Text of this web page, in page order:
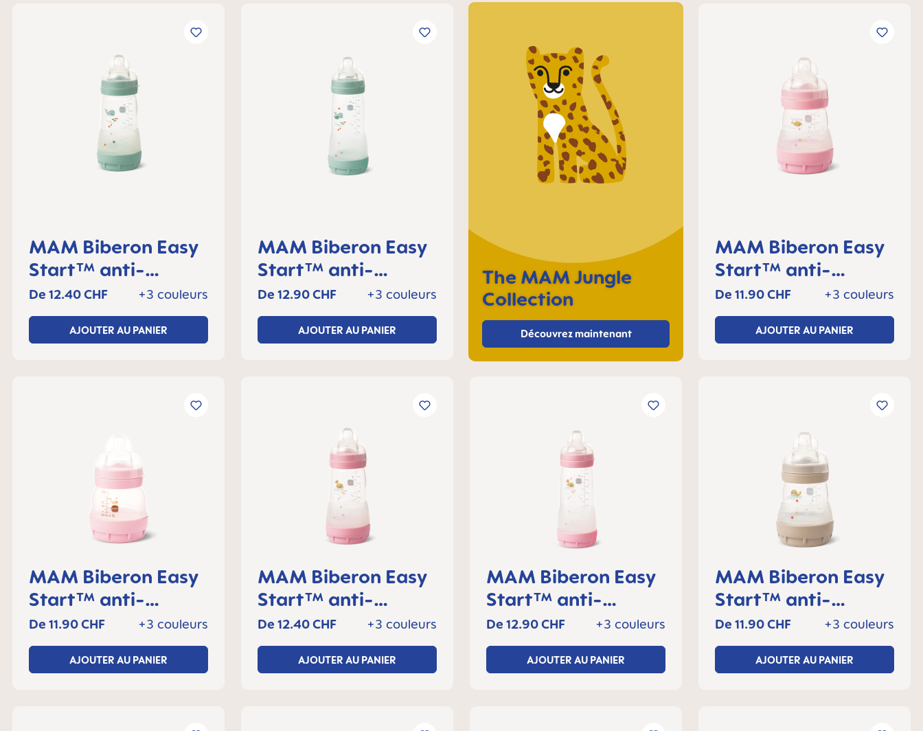
The MAM Jungle
Collection
Découvrez maintenant
MAM Biberon Easy
Start™ anti-
colique 260 ml, 2+
mois, Lot de 1
+3 couleurs
De 12.40 CHF
AJOUTER AU PANIER
MAM Biberon Easy
Start™ anti-
colique 320 ml, 4+
mois, Lot de 1
+3 couleurs
De 12.90 CHF
AJOUTER AU PANIER
MAM Biberon Easy
Start™ anti-
colique 160 ml, 0+
mois, Lot de 1
+3 couleurs
De 11.90 CHF
AJOUTER AU PANIER
MAM Biberon Easy
Start™ anti-
colique 130 ml, 0+
mois, Lot de 1
+3 couleurs
De 11.90 CHF
AJOUTER AU PANIER
MAM Biberon Easy
Start™ anti-
colique 260 ml, 2+
mois, Lot de 1
+3 couleurs
De 12.40 CHF
AJOUTER AU PANIER
MAM Biberon Easy
Start™ anti-
colique 320 ml, 4+
mois, Lot de 1
+3 couleurs
De 12.90 CHF
AJOUTER AU PANIER
MAM Biberon Easy
Start™ anti-
colique 160 ml, 0+
mois, Lot de 1
+3 couleurs
De 11.90 CHF
AJOUTER AU PANIER